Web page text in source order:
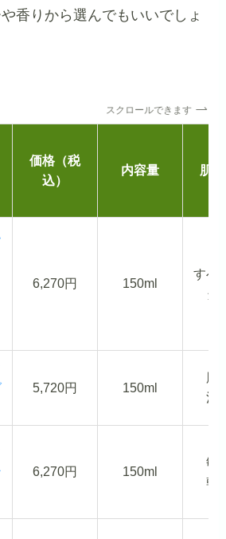
香りから選んでもいいでしょ
スクロールできます
価格（税
込）
内容量 肌
6,270円 150ml
すべ
タ
5,720円 150ml
脂
混
6,270円 150ml
敏
乾